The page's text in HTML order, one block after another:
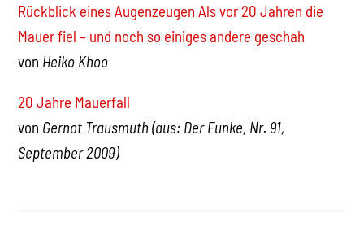
Rückblick eines Augenzeugen Als vor 20 Jahren die
Mauer fiel – und noch so einiges andere geschah
von Heiko Khoo
20 Jahre Mauerfall
von Gernot Trausmuth (aus: Der Funke, Nr. 91,
September 2009)